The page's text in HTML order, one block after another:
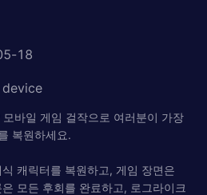
18
바일 게임 걸작으로 여러분이 가장
복원하세요.
캐릭터를 복원하고, 게임 장면은
모든 후회를 완료하고, 로그라이크